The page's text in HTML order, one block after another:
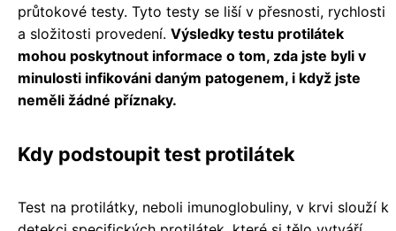
průtokové testy. Tyto testy se liší v přesnosti, rychlosti
a složitosti provedení. Výsledky testu protilátek
mohou poskytnout informace o tom, zda jste byli v
minulosti infikováni daným patogenem, i když jste
neměli žádné příznaky.
Kdy podstoupit test protilátek
Test na protilátky, neboli imunoglobuliny, v krvi slouží k